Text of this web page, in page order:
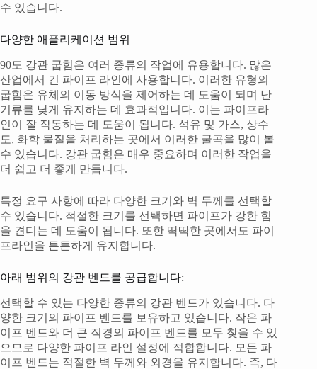
수 있습니다.
다양한 애플리케이션 범위
90도 강관 굽힘은 여러 종류의 작업에 유용합니다. 많은
산업에서 긴 파이프 라인에 사용합니다. 이러한 유형의
굽힘은 유체의 이동 방식을 제어하는 데 도움이 되며 난
기류를 낮게 유지하는 데 효과적입니다. 이는 파이프라
인이 잘 작동하는 데 도움이 됩니다. 석유 및 가스, 상수
도, 화학 물질을 처리하는 곳에서 이러한 굴곡을 많이 볼
수 있습니다. 강관 굽힘은 매우 중요하며 이러한 작업을
더 쉽고 더 좋게 만듭니다.
특정 요구 사항에 따라 다양한 크기와 벽 두께를 선택할
수 있습니다. 적절한 크기를 선택하면 파이프가 강한 힘
을 견디는 데 도움이 됩니다. 또한 딱딱한 곳에서도 파이
프라인을 튼튼하게 유지합니다.
아래 범위의 강관 벤드를 공급합니다:
선택할 수 있는 다양한 종류의 강관 벤드가 있습니다. 다
양한 크기의 파이프 벤드를 보유하고 있습니다. 작은 파
이프 벤드와 더 큰 직경의 파이프 벤드를 모두 찾을 수 있
으므로 다양한 파이프 라인 설정에 적합합니다. 모든 파
이프 벤드는 적절한 벽 두께와 외경을 유지합니다. 즉, 다